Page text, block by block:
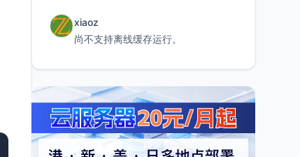
xiaoz
尚不支持离线缓存运行。